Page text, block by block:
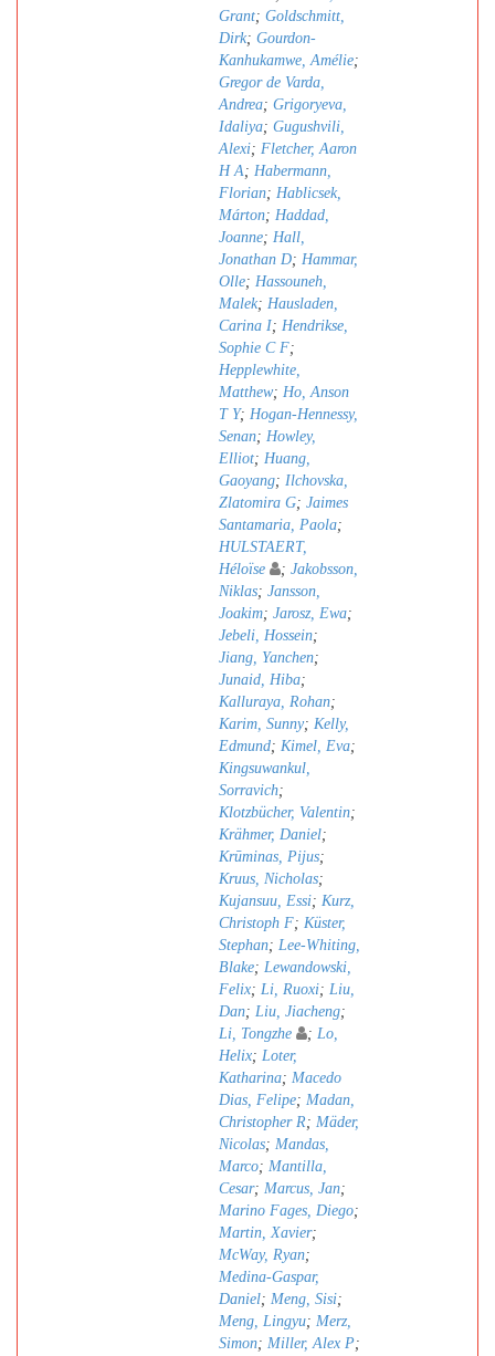
Grant; Goldschmitt,
Dirk; Gourdon-
Kanhukamwe, Amélie;
Gregor de Varda,
Andrea; Grigoryeva,
Idaliya; Gugushvili,
Alexi; Fletcher, Aaron
H A; Habermann,
Florian; Hablicsek,
Márton; Haddad,
Joanne; Hall,
Jonathan D; Hammar,
Olle; Hassouneh,
Malek; Hausladen,
Carina I; Hendrikse,
Sophie C F;
Hepplewhite,
Matthew; Ho, Anson
T Y; Hogan-Hennessy,
Senan; Howley,
Elliot; Huang,
Gaoyang; Ilchovska,
Zlatomira G; Jaimes
Santamaria, Paola;
HULSTAERT,
Héloïse
; Jakobsson,
Niklas; Jansson,
Joakim; Jarosz, Ewa;
Jebeli, Hossein;
Jiang, Yanchen;
Junaid, Hiba;
Kalluraya, Rohan;
Karim, Sunny; Kelly,
Edmund; Kimel, Eva;
Kingsuwankul,
Sorravich;
Klotzbücher, Valentin;
Krähmer, Daniel;
Krūminas, Pijus;
Kruus, Nicholas;
Kujansuu, Essi; Kurz,
Christoph F; Küster,
Stephan; Lee-Whiting,
Blake; Lewandowski,
Felix; Li, Ruoxi; Liu,
Dan; Liu, Jiacheng;
Li, Tongzhe
; Lo,
Helix; Loter,
Katharina; Macedo
Dias, Felipe; Madan,
Christopher R; Mäder,
Nicolas; Mandas,
Marco; Mantilla,
Cesar; Marcus, Jan;
Marino Fages, Diego;
Martin, Xavier;
McWay, Ryan;
Medina-Gaspar,
Daniel; Meng, Sisi;
Meng, Lingyu; Merz,
Simon; Miller, Alex P;